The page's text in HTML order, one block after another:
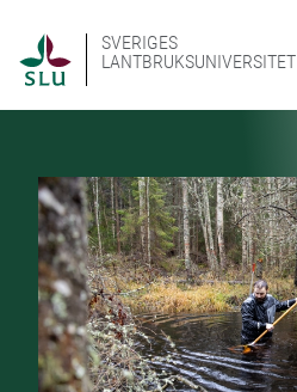
SVERIGES
LANTBRUKSUNIVERSITET